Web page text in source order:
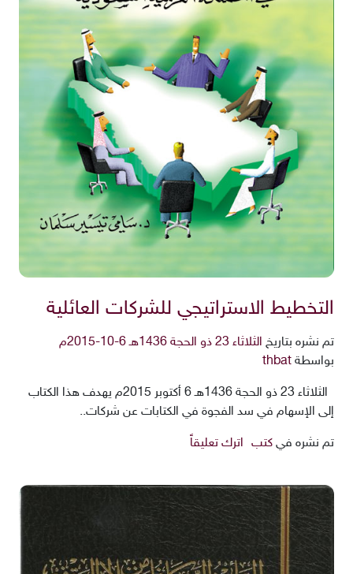
التخطيط الاستراتيجي للشركات العائلية
تم نشره بتاريخ الثلاثاء 23 ذو الحجة 1436هـ 6-10-2015م
بواسطة thbat
الثلاثاء 23 ذو الحجة 1436هـ 6 أكتوبر 2015م يهدف هذا الكتاب
إلى الإسهام في سد الفجوة في الكتابات عن شركات..
تم نشره في كتب اترك تعليقاً